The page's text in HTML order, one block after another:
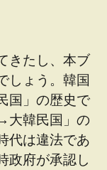
きたし、本ブ
しょう。韓国
国」の歴史で
大韓民国」の
代は違法であ
政府が承認し